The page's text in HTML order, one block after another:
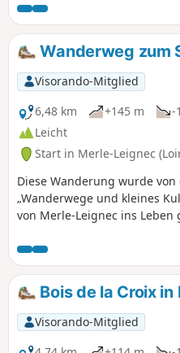
die herrliche Stätte des Saut
entdecken, aber auch
Strecke verschiedene kleine
und kulturelle Schätze: die
Roch, die Waschhäuser der
Eclune Haute, Le Cros und
Brotbackofen von Reffieq
von den religiösen
Zeit zeugen. Von oben haben
einen Blick auf den See der
seine herrliche, unberührte
Naturlandschaft. Der Weg ist
eigenen Beschilderung
standardisierte Markierung in
Grün, den Farben der
Plexiglas-Tafeln weisen auf
Kulturgüter der Gemeinde
Wanderweg zum
Visorando-Mitglied
6,48 km
+145 m -
Leicht
Start in Merle-Leignec
Diese Wanderung wurde
„Wanderwege und kleines
von Merle-Leignec ins
landschaftliche und kulturelle
Kapelle Saint-Roch, die
Ebisaille, den Brotbackofen
Sie entdecken auch den See
herrliche, geschützte
Leignecq führt über den
Bois de la Croix in
Visorando-Mitglied